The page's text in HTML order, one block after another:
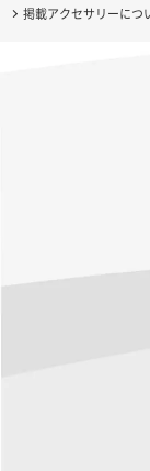
掲載アクセサリーにつ